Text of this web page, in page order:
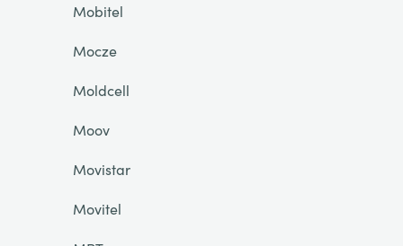
Mobitel
Mocze
Moldcell
Moov
Movistar
Movitel